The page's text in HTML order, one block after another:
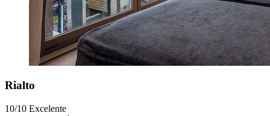
Rialto
10/10 Excelente